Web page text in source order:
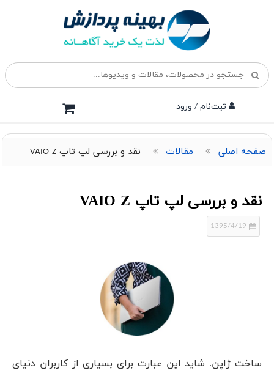
ثبت‌نام / ورود
صفحه اصلی مقالات نقد و بررسی لپ تاپ VAIO Z
نقد و بررسی لپ تاپ VAIO Z
ساخت ژاپن. شاید این عبارت برای بسیاری از کاربران دنیای